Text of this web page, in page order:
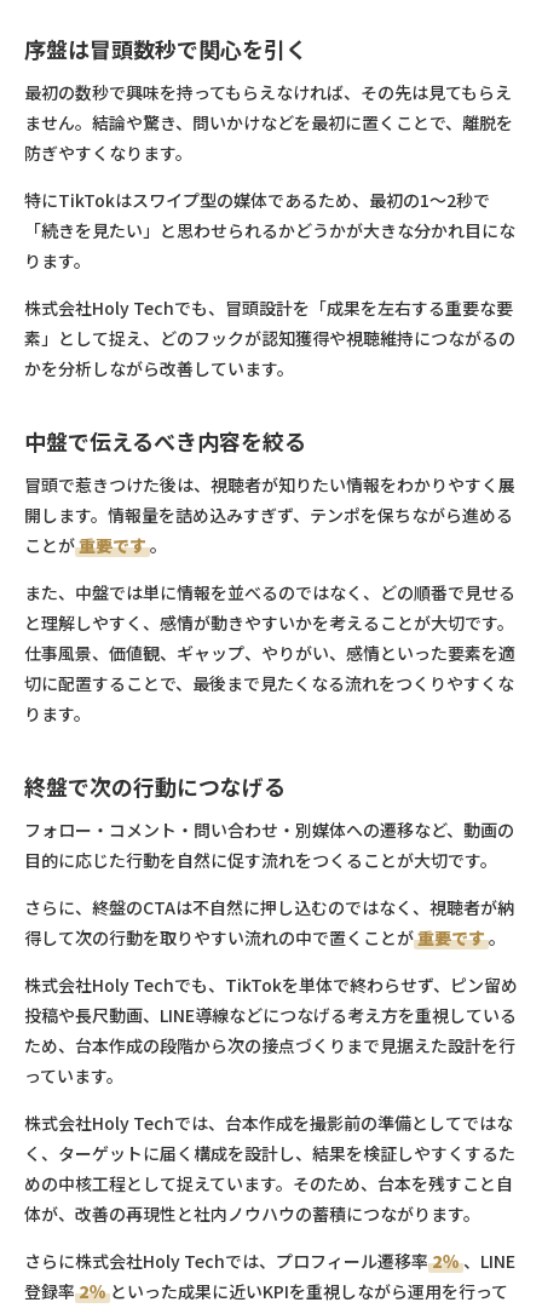
序盤は冒頭数秒で関心を引く
最初の数秒で興味を持ってもらえなければ、その先は見てもらえ
ません。結論や驚き、問いかけなどを最初に置くことで、離脱を
防ぎやすくなります。
特にTikTokはスワイプ型の媒体であるため、最初の1〜2秒で
「続きを見たい」と思わせられるかどうかが大きな分かれ目にな
ります。
株式会社Holy Techでも、冒頭設計を「成果を左右する重要な要
素」として捉え、どのフックが認知獲得や視聴維持につながるの
かを分析しながら改善しています。
中盤で伝えるべき内容を絞る
冒頭で惹きつけた後は、視聴者が知りたい情報をわかりやすく展
開します。情報量を詰め込みすぎず、テンポを保ちながら進める
ことが重要です。
また、中盤では単に情報を並べるのではなく、どの順番で見せる
と理解しやすく、感情が動きやすいかを考えることが大切です。
仕事風景、価値観、ギャップ、やりがい、感情といった要素を適
切に配置することで、最後まで見たくなる流れをつくりやすくな
ります。
終盤で次の行動につなげる
フォロー・コメント・問い合わせ・別媒体への遷移など、動画の
目的に応じた行動を自然に促す流れをつくることが大切です。
さらに、終盤のCTAは不自然に押し込むのではなく、視聴者が納
得して次の行動を取りやすい流れの中で置くことが重要です。
株式会社Holy Techでも、TikTokを単体で終わらせず、ピン留め
投稿や長尺動画、LINE導線などにつなげる考え方を重視している
ため、台本作成の段階から次の接点づくりまで見据えた設計を行
っています。
株式会社Holy Techでは、台本作成を撮影前の準備としてではな
く、ターゲットに届く構成を設計し、結果を検証しやすくするた
めの中核工程として捉えています。そのため、台本を残すこと自
体が、改善の再現性と社内ノウハウの蓄積につながります。
さらに株式会社Holy Techでは、プロフィール遷移率 2％ 、LINE
登録率 2％ といった成果に近いKPIを重視しながら運用を行って